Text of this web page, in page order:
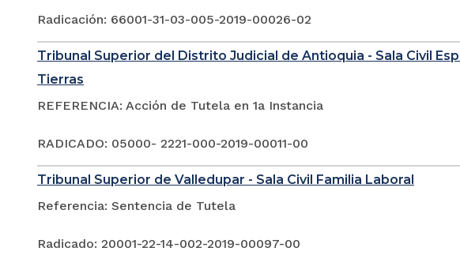
Radicación: 66001-31-03-005-2019-00026-02
Tribunal Superior del Distrito Judicial de Antioquia - Sala Civil
Tierras
REFERENCIA: Acción de Tutela en 1a Instancia
RADICADO: 05000- 2221-000-2019-00011-00
Tribunal Superior de Valledupar - Sala Civil Familia Laboral
Referencia: Sentencia de Tutela
Radicado: 20001-22-14-002-2019-00097-00